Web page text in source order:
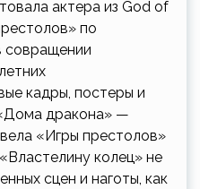
актера из God of
по
совращении
кадры, постеры и
дракона» —
«Игры престолов»
колец» не
сцен и наготы, как